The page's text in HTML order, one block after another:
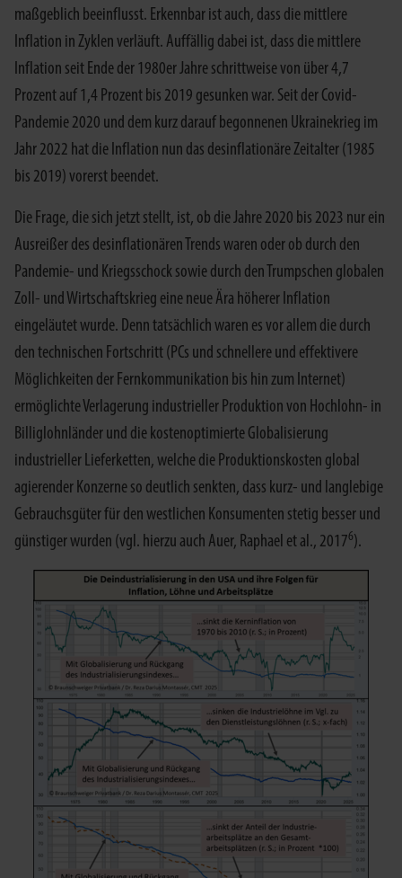
maßgeblich beeinflusst. Erkennbar ist auch, dass die mittlere
Inflation in Zyklen verläuft. Auffällig dabei ist, dass die mittlere
Inflation seit Ende der 1980er Jahre schrittweise von über 4,7
Prozent auf 1,4 Prozent bis 2019 gesunken war. Seit der Covid-
Pandemie 2020 und dem kurz darauf begonnenen Ukrainekrieg im
Jahr 2022 hat die Inflation nun das desinflationäre Zeitalter (1985
bis 2019) vorerst beendet.
Die Frage, die sich jetzt stellt, ist, ob die Jahre 2020 bis 2023 nur ein
Ausreißer des desinflationären Trends waren oder ob durch den
Pandemie- und Kriegsschock sowie durch den Trumpschen globalen
Zoll- und Wirtschaftskrieg eine neue Ära höherer Inflation
eingeläutet wurde. Denn tatsächlich waren es vor allem die durch
den technischen Fortschritt (PCs und schnellere und effektivere
Möglichkeiten der Fernkommunikation bis hin zum Internet)
ermöglichte Verlagerung industrieller Produktion von Hochlohn- in
Billiglohnländer und die kostenoptimierte Globalisierung
industrieller Lieferketten, welche die Produktionskosten global
agierender Konzerne so deutlich senkten, dass kurz- und langlebige
Gebrauchsgüter für den westlichen Konsumenten stetig besser und
günstiger wurden (vgl. hierzu auch Auer, Raphael et al., 20176).